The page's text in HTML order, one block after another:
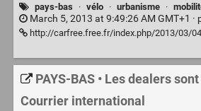
pays-bas · vélo · urbanisme ·
March 5, 2013 at 9:49:26 AM GMT+1 ·
http://carfree.free.fr/index.php/2013/03/04/comment-les-hollandais-
PAYS-BAS • Les dealers
Courrier international